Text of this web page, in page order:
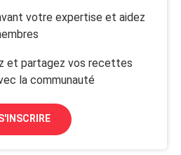
votre expertise et aidez
et partagez vos recettes
la communauté